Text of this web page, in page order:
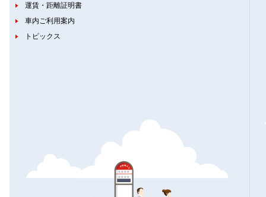
運賃・距離証明書
車内ご利用案内
トピックス